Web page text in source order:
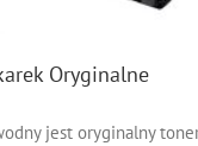
Oryginalne
jest oryginalny